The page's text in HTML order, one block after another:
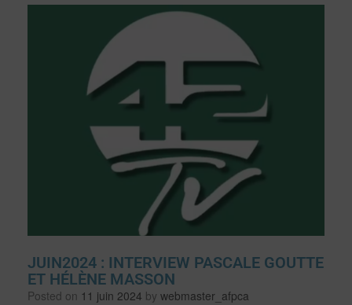
JUIN2024 : INTERVIEW PASCALE GOUTTE
ET HÉLÈNE MASSON
Posted on 11 juin 2024 by webmaster_afpca